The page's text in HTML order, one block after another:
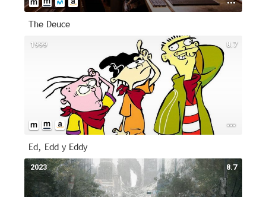
The Deuce
8.7
1999
Ed, Edd y Eddy
8.7
2023